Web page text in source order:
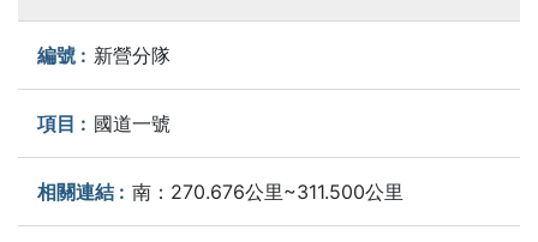
新營分隊
國道一號
南：270.676公里~311.500公里